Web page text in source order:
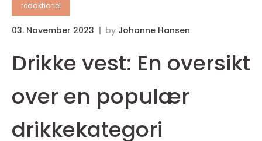
redaktionel
03. November 2023 by Johanne Hansen
Drikke vest: En oversikt
over en populær
drikkekategori